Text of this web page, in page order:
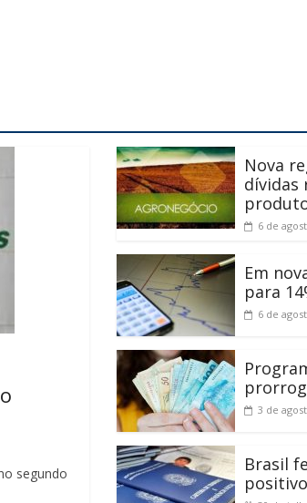
segundo
Nova
dívidas
6 de
Em
para
6 de
3 de
Brasil